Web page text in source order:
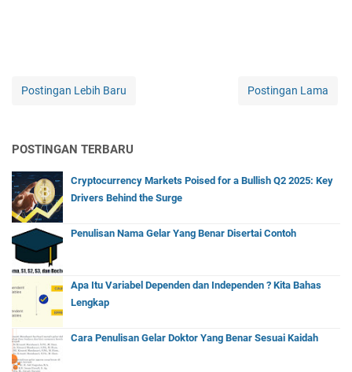
Postingan Lebih Baru Postingan Lama
POSTINGAN TERBARU
Cryptocurrency Markets Poised for a Bullish Q2 2025: Key
Drivers Behind the Surge
Penulisan Nama Gelar Yang Benar Disertai Contoh
Apa Itu Variabel Dependen dan Independen ? Kita Bahas
Lengkap
Cara Penulisan Gelar Doktor Yang Benar Sesuai Kaidah